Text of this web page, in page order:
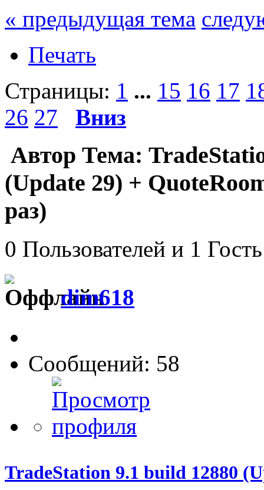
« предыдущая тема
Печать
Страницы: 1 ... 15 16 17
26 27 Вниз
Автор Тема:
(Update 29) +
раз)
0 Пользователей и 1
dim618
Сообщений: 58
TradeStation 9.1 build 12880